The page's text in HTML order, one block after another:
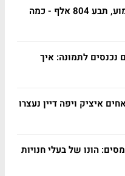
פוטר אחרי 29 שנה בלי שימוע, תבע 804 אלף - כמה
נכנסים לתמונה: איך
איציק ויפה דיין נעצרו
הונו של בעלי חנויות